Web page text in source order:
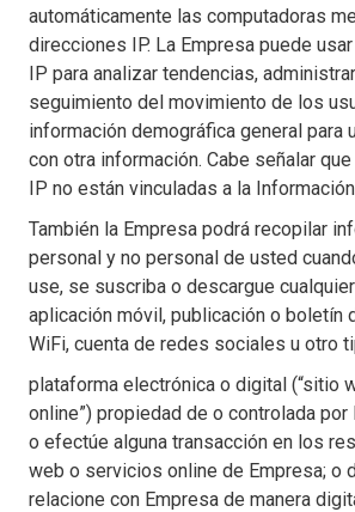
automáticamente las computadoras
direcciones IP. La Empresa puede
IP para analizar tendencias,
seguimiento del movimiento de los
información demográfica general para
con otra información. Cabe señalar
IP no están vinculadas a la
También la Empresa podrá recopilar
personal y no personal de usted
use, se suscriba o descargue
aplicación móvil, publicación o boletín
WiFi, cuenta de redes sociales u otro
plataforma electrónica o digital (“sitio
online”) propiedad de o controlada por
o efectúe alguna transacción en los
web o servicios online de Empresa; o
relacione con Empresa de manera